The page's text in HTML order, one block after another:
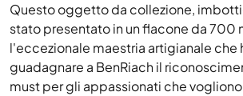
Questo oggetto da collezione,
stato presentato in un flacone da 700
l'eccezionale maestria artigianale che
guadagnare a BenRiach il
must per gli appassionati che